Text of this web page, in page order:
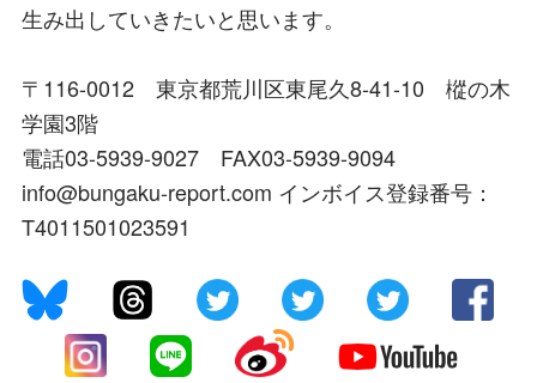
生み出していきたいと思います。
〒116-0012 東京都荒川区東尾久8-41-10 樅の木
学園3階
電話03-5939-9027 FAX03-5939-9094
info@bungaku-report.com インボイス登録番号：
T4011501023591